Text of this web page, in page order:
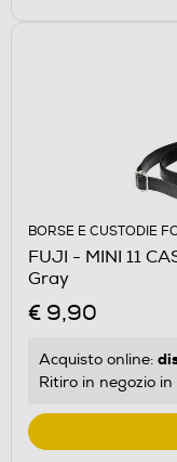
BORSE E CUSTODIE
FUJI - MINI 11
Gray
€ 9,90
Acquisto online:
Ritiro in negozio